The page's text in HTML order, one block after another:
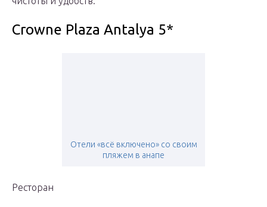
Crowne Plaza Antalya 5*
Отели «всё включено» со своим
пляжем в анапе
Ресторан